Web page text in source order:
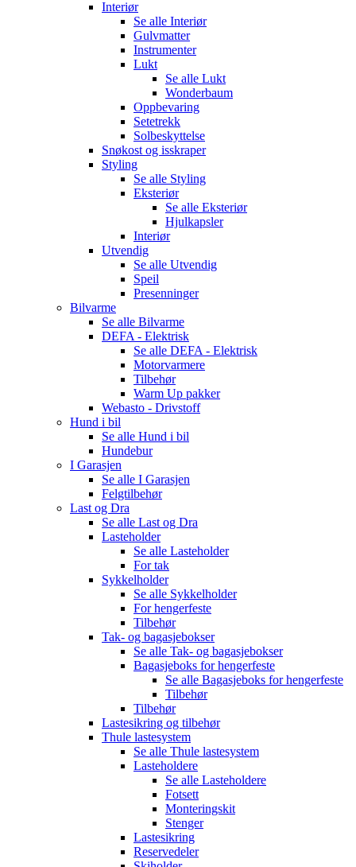
Interiør
Se alle Interiør
Gulvmatter
Instrumenter
Lukt
Se alle Lukt
Wonderbaum
Oppbevaring
Setetrekk
Solbeskyttelse
Snøkost og isskraper
Styling
Se alle Styling
Eksteriør
Se alle Eksteriør
Hjulkapsler
Interiør
Utvendig
Se alle Utvendig
Speil
Presenninger
Bilvarme
Se alle Bilvarme
DEFA - Elektrisk
Se alle DEFA - Elektrisk
Motorvarmere
Tilbehør
Warm Up pakker
Webasto - Drivstoff
Hund i bil
Se alle Hund i bil
Hundebur
I Garasjen
Se alle I Garasjen
Felgtilbehør
Last og Dra
Se alle Last og Dra
Lasteholder
Se alle Lasteholder
For tak
Sykkelholder
Se alle Sykkelholder
For hengerfeste
Tilbehør
Tak- og bagasjebokser
Se alle Tak- og bagasjebokser
Bagasjeboks for hengerfeste
Se alle Bagasjeboks for hengerfeste
Tilbehør
Tilbehør
Lastesikring og tilbehør
Thule lastesystem
Se alle Thule lastesystem
Lasteholdere
Se alle Lasteholdere
Fotsett
Monteringskit
Stenger
Lastesikring
Reservedeler